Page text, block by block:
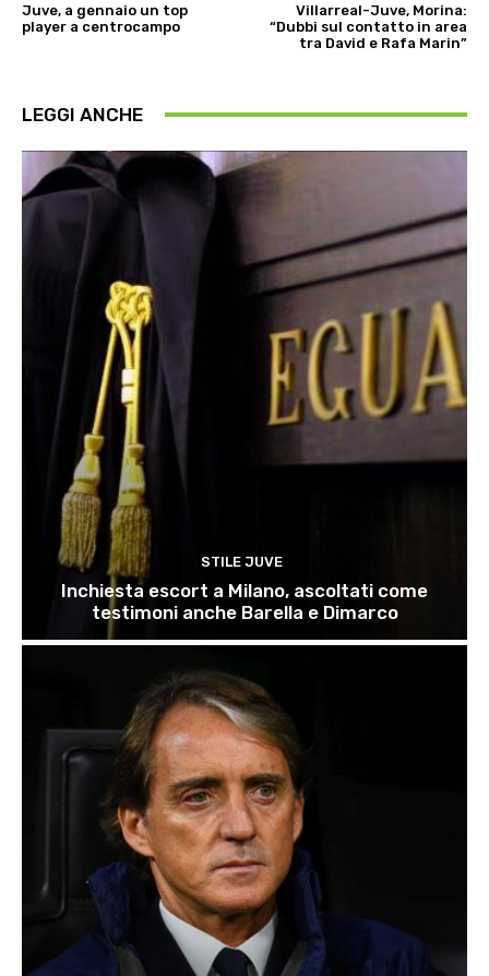
Juve, a gennaio un top
player a centrocampo
Villarreal-Juve, Morina:
“Dubbi sul contatto in area
tra David e Rafa Marin”
LEGGI ANCHE
STILE JUVE
Inchiesta escort a Milano, ascoltati come
testimoni anche Barella e Dimarco